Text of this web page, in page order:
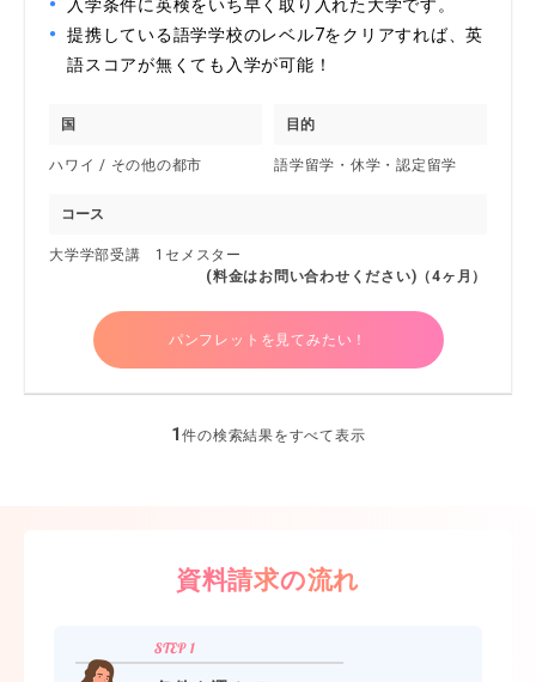
入学条件に英検をいち早く取り入れた大学です。
提携している語学学校のレベル7をクリアすれば、英
語スコアが無くても入学が可能！
国
ハワイ / その他の都市
目的
語学留学・休学・認定留学
コース
大学学部受講 1セメスター
(料金はお問い合わせください)（4ヶ月）
パンフレットを見てみたい！
1件の検索結果をすべて表示
資料請求の流れ